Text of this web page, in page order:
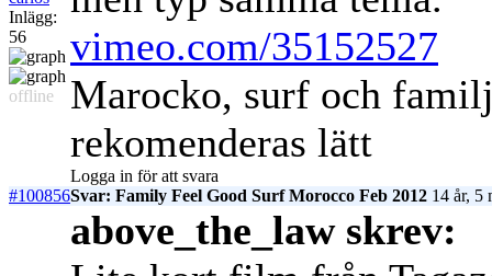
Inlägg:
56
offline
vimeo.com/35152527
Marocko, surf och
rekomenderas lätt
Logga in för att svara
#100856Svar: Family Feel Good Surf Morocco Feb 2012 14 år, 5
above_the_law skrev: